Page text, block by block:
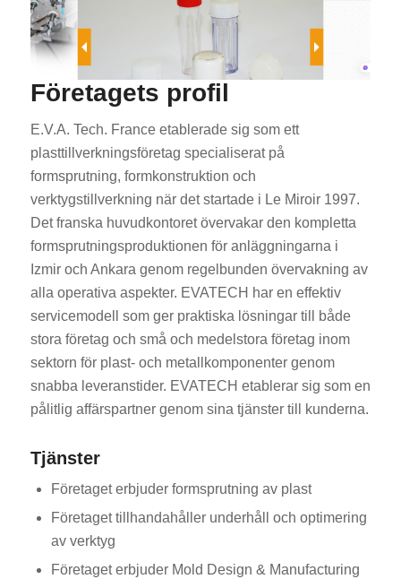
Företagets profil
E.V.A. Tech. France etablerade sig som ett
plasttillverkningsföretag specialiserat på
formsprutning, formkonstruktion och
verktygstillverkning när det startade i Le Miroir 1997.
Det franska huvudkontoret övervakar den kompletta
formsprutningsproduktionen för anläggningarna i
Izmir och Ankara genom regelbunden övervakning av
alla operativa aspekter. EVATECH har en effektiv
servicemodell som ger praktiska lösningar till både
stora företag och små och medelstora företag inom
sektorn för plast- och metallkomponenter genom
snabba leveranstider. EVATECH etablerar sig som en
pålitlig affärspartner genom sina tjänster till kunderna.
Tjänster
Företaget erbjuder formsprutning av plast
Företaget tillhandahåller underhåll och optimering
av verktyg
Företaget erbjuder Mold Design & Manufacturing